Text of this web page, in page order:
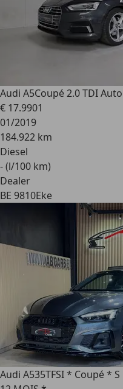
Audi A5Coupé 2.0 TDI
€ 17.9901
01/2019
184.922 km
Diesel
- (l/100 km)
Dealer
BE 9810Eke
Audi A535TFSI * Coupé * S